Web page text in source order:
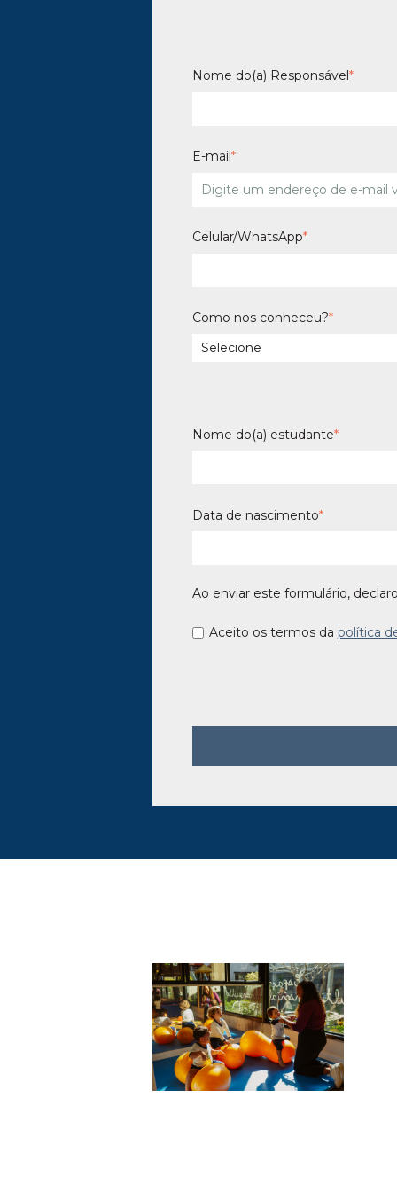
Nome do(a) Responsável*
E-mail*
Celular/WhatsApp*
Como nos conheceu?*
Nome do(a) estudante*
Data de nascimento*
Ao enviar este formulário,
Aceito os termos da política